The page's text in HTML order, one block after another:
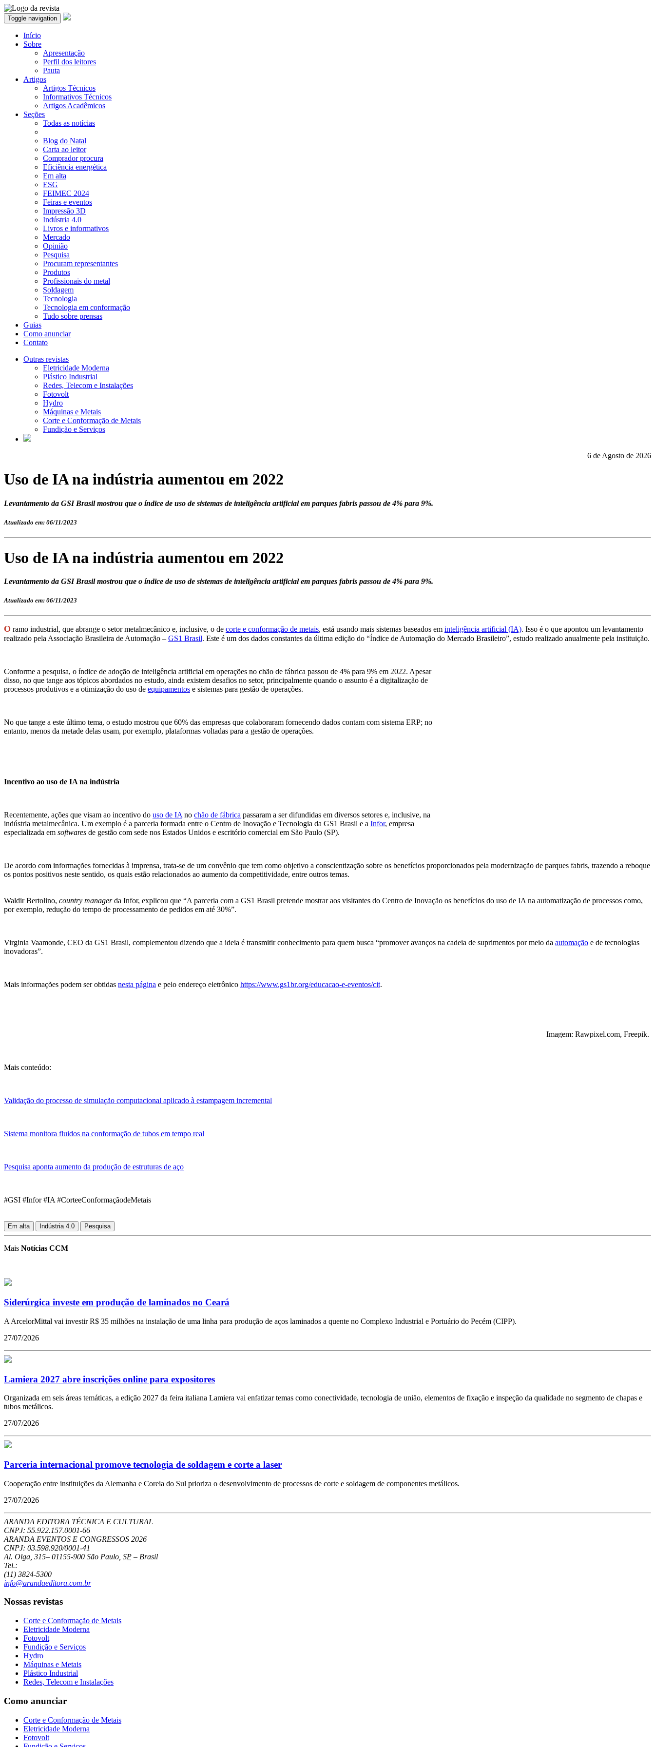
Toggle navigation
Início
Sobre
Apresentação
Perfil dos leitores
Pauta
Artigos
Artigos Técnicos
Informativos Técnicos
Artigos Acadêmicos
Seções
Todas as notícias
Blog do Natal
Carta ao leitor
Comprador procura
Eficiência energética
Em alta
ESG
FEIMEC 2024
Feiras e eventos
Impressão 3D
Indústria 4.0
Livros e informativos
Mercado
Opinião
Pesquisa
Procuram representantes
Produtos
Profissionais do metal
Soldagem
Tecnologia
Tecnologia em conformação
Tudo sobre prensas
Guias
Como anunciar
Contato
Outras revistas
Eletricidade Moderna
Plástico Industrial
Redes, Telecom e Instalações
Fotovolt
Hydro
Máquinas e Metais
Corte e Conformação de Metais
Fundição e Serviços
6 de Agosto de 2026
Uso de IA na indústria aumentou em 2022
Levantamento da GSI Brasil mostrou que o índice de uso de sistemas de inteligência artificial em parques fabris passou de 4% para 9%.
Atualizado em: 06/11/2023
Uso de IA na indústria aumentou em 2022
Levantamento da GSI Brasil mostrou que o índice de uso de sistemas de inteligência artificial em parques fabris passou de 4% para 9%.
Atualizado em: 06/11/2023
O ramo industrial, que abrange o setor metalmecânico e, inclusive, o de corte e conformação de metais, está usando mais sistemas baseados em inteligência artificial (IA). Isso é o que apontou um levantamento
realizado pela Associação Brasileira de Automação – GS1 Brasil. Este é um dos dados constantes da última edição do “Índice de Automação do Mercado Brasileiro”, estudo realizado anualmente pela instituição.
Conforme a pesquisa, o índice de adoção de inteligência artificial em operações no chão de fábrica passou de 4% para 9% em 2022. Apesar
disso, no que tange aos tópicos abordados no estudo, ainda existem desafios no setor, principalmente quando o assunto é a digitalização de
processos produtivos e a otimização do uso de equipamentos e sistemas para gestão de operações.
No que tange a este último tema, o estudo mostrou que 60% das empresas que colaboraram fornecendo dados contam com sistema ERP; no
entanto, menos da metade delas usam, por exemplo, plataformas voltadas para a gestão de operações.
Incentivo ao uso de IA na indústria
Recentemente, ações que visam ao incentivo do uso de IAno chão de fábrica passaram a ser difundidas em diversos setores e, inclusive, na
indústria metalmecânica. Um exemplo é a parceria formada entre o Centro de Inovação e Tecnologia da GS1 Brasil e a Infor, empresa
especializada em softwares de gestão com sede nos Estados Unidos e escritório comercial em São Paulo (SP).
De acordo com informações fornecidas à imprensa, trata-se de um convênio que tem como objetivo a conscientização sobre os benefícios proporcionados pela modernização de parques fabris, trazendo a reboque
os pontos positivos neste sentido, os quais estão relacionados ao aumento da competitividade, entre outros temas.
Waldir Bertolino, country managerda Infor, explicou que “A parceria com a GS1 Brasil pretende mostrar aos visitantes do Centro de Inovação os benefícios do uso de IA na automatização de processos como,
por exemplo, redução do tempo de processamento de pedidos em até 30%”.
Virginia Vaamonde, CEO da GS1 Brasil, complementou dizendo que a ideia é transmitir conhecimento para quem busca “promover avanços na cadeia de suprimentos por meio da automação e de tecnologias
inovadoras”.
Mais informações podem ser obtidas nesta página e pelo endereço eletrônico https://www.gs1br.org/educacao-e-eventos/cit.
Imagem: Rawpixel.com, Freepik.
Mais conteúdo:
Validação do processo de simulação computacional aplicado à estampagem incremental
Sistema monitora fluidos na conformação de tubos em tempo real
Pesquisa aponta aumento da produção de estruturas de aço
#GSI #Infor #IA #CorteeConformaçãodeMetais
Em alta Indústria 4.0 Pesquisa
Mais Notícias CCM
Siderúrgica investe em produção de laminados no Ceará
A ArcelorMittal vai investir R$ 35 milhões na instalação de uma linha para produção de aços laminados a quente no Complexo Industrial e Portuário do Pecém (CIPP).
27/07/2026
Lamiera 2027 abre inscrições online para expositores
Organizada em seis áreas temáticas, a edição 2027 da feira italiana Lamiera vai enfatizar temas como conectividade, tecnologia de união, elementos de fixação e inspeção da qualidade no segmento de chapas e
tubos metálicos.
27/07/2026
Parceria internacional promove tecnologia de soldagem e corte a laser
Cooperação entre instituições da Alemanha e Coreia do Sul prioriza o desenvolvimento de processos de corte e soldagem de componentes metálicos.
27/07/2026
ARANDA EDITORA TÉCNICA E CULTURAL
CNPJ: 55.922.157.0001-66
ARANDA EVENTOS E CONGRESSOS 2026
CNPJ: 03.598.920/0001-41
Al. Olga, 315– 01155-900 São Paulo SP – Brasil
Tel.:
(11) 3824-5300
info@arandaeditora.com.br
Nossas revistas
Corte e Conformação de Metais
Eletricidade Moderna
Fotovolt
Fundição e Serviços
Hydro
Máquinas e Metais
Plástico Industrial
Redes, Telecom e Instalações
Como anunciar
Corte e Conformação de Metais
Eletricidade Moderna
Fotovolt